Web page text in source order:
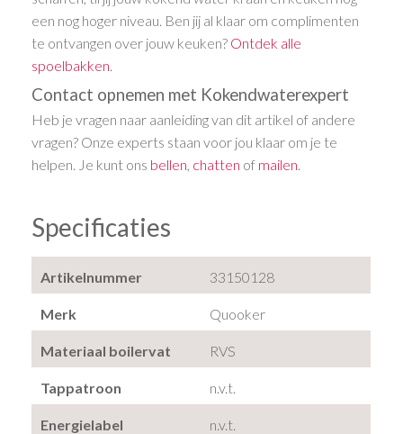
een nog hoger niveau. Ben jij al klaar om complimenten
te ontvangen over jouw keuken? Ontdek alle
spoelbakken
Contact opnemen met Kokendwaterexpert
Heb je vragen naar aanleiding van dit artikel of andere
vragen? Onze experts staan voor jou klaar om je te
helpen. Je kunt ons bellen, chatten of mailen.
Specificaties
Artikelnummer 33150128
Merk Quooker
Materiaal boilervat RVS
Tappatroon n.v.t.
Energielabel n.v.t.